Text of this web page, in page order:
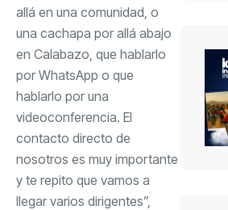
allá en una comunidad, o
una cachapa por allá abajo
en Calabazo, que hablarlo
por WhatsApp o que
hablarlo por una
videoconferencia. El
contacto directo de
nosotros es muy importante
y te repito que vamos a
llegar varios dirigentes”,